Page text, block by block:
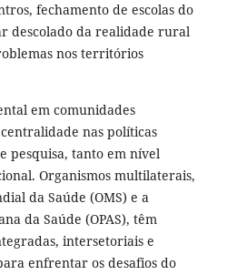
fechamento de escolas do
descolado da realidade rural
nos territórios
em comunidades
nas políticas
pesquisa, tanto em nível
Organismos multilaterais,
da Saúde (OMS) e a
da Saúde (OPAS), têm
intersetoriais e
enfrentar os desafios do